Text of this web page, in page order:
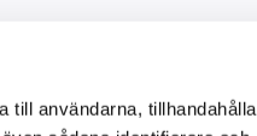
till användarna, tillhandahålla